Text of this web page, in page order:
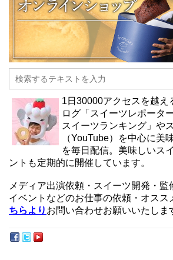
1日30000アクセスを越え
ログ「スイーツレポータ
スイーツランキング」や
（YouTube）を中心に美
を毎日配信。美味しいス
ントも定期的に開催しています。
メディア出演依頼・スイーツ開発・監
イベントなどのお仕事の依頼・オスス
ちらより お問い合わせお願いいたしま